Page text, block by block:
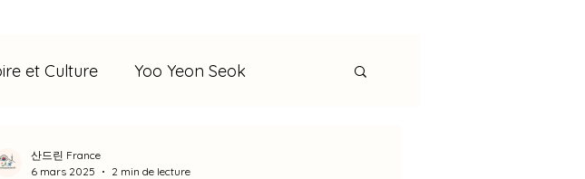
et Culture Yoo Yeon Seok
산드린 France
6 mars 2025
2 min de lecture